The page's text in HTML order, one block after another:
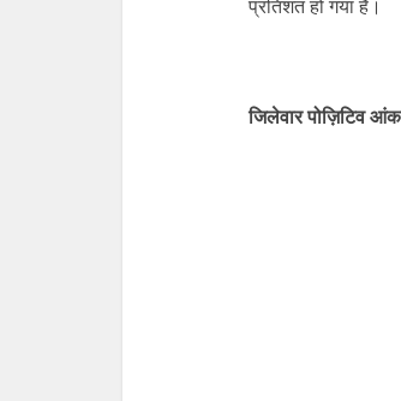
प्रतिशत हो गया है।
जिलेवार पोज़िटिव